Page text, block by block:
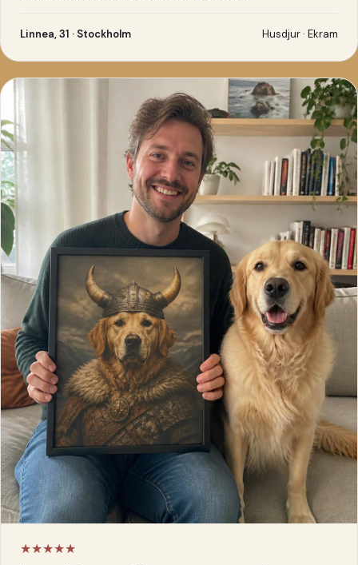
Linnea, 31 · Stockholm Husdjur · Ekram
★★★★★